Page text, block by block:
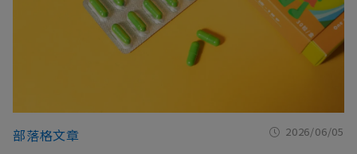
部落格文章 2026/06/05